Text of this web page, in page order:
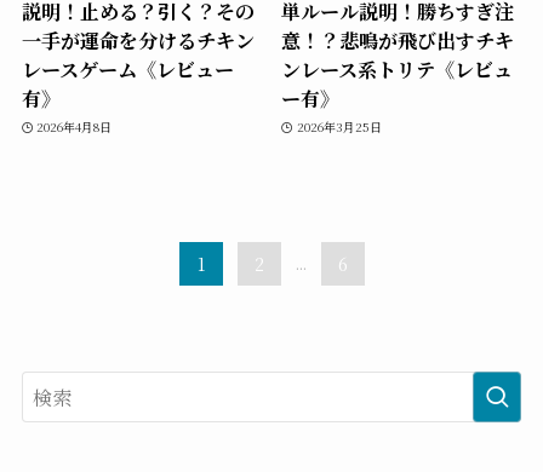
説明！止める？引く？その
一手が運命を分けるチキン
レースゲーム《レビュー
有》
2026年4月8日
単ルール説明！勝ちすぎ注
意！？悲鳴が飛び出すチキ
ンレース系トリテ《レビュ
ー有》
2026年3月25日
1 2 ... 6